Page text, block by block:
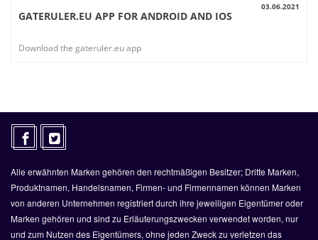
AUSSICHT
03.06.2021
GATERULER.EU APP FOR ANDROID AND IOS
Download the gateruler.eu app
Alle erwähnten Marken gehören den rechtmäßigen Besitzer; Dritte Marken,
Produktnamen, Handelsnamen, Firmen- und Firmennamen können Marken
von anderen Unternehmen registriert durch ihre jeweiligen Eigentümer oder
Marken gehören und sind zu Erläuterungszwecken verwendet worden, nur
und zum Nutzen des Eigentümers, ohne jeden Zweck zu verletzen das